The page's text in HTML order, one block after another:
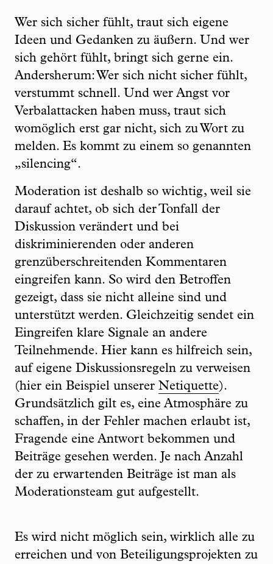
Wer sich sicher fühlt, traut sich eigene
Ideen und Gedanken zu äußern. Und wer
sich gehört fühlt, bringt sich gerne ein.
Andersherum: Wer sich nicht sicher fühlt,
verstummt schnell. Und wer Angst vor
Verbalattacken haben muss, traut sich
womöglich erst gar nicht, sich zu Wort zu
melden. Es kommt zu einem so genannten
„silencing“.
Moderation ist deshalb so wichtig, weil sie
darauf achtet, ob sich der Tonfall der
Diskussion verändert und bei
diskriminierenden oder anderen
grenzüberschreitenden Kommentaren
eingreifen kann. So wird den Betroffen
gezeigt, dass sie nicht alleine sind und
unterstützt werden. Gleichzeitig sendet ein
Eingreifen klare Signale an andere
Teilnehmende. Hier kann es hilfreich sein,
auf eigene Diskussionsregeln zu verweisen
(hier ein Beispiel unserer Netiquette).
Grundsätzlich gilt es, eine Atmosphäre zu
schaffen, in der Fehler machen erlaubt ist,
Fragende eine Antwort bekommen und
Beiträge gesehen werden. Je nach Anzahl
der zu erwartenden Beiträge ist man als
Moderationsteam gut aufgestellt.
Es wird nicht möglich sein, wirklich alle zu
erreichen und von Beteiligungsprojekten zu